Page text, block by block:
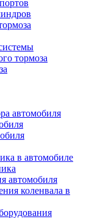
тормоза
автомобиля
в автомобиле
автомобиля
коленвала в